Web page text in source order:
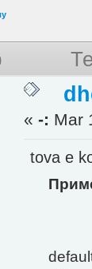
«-: Mar
tova e